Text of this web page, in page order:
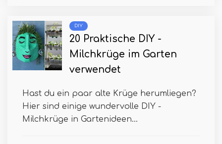
DIY
20 Praktische DIY -
Milchkrüge im Garten
verwendet
Hast du ein paar alte Krüge herumliegen?
Hier sind einige wundervolle DIY -
Milchkrüge in Gartenideen...